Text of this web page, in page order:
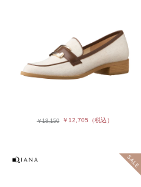
￥18,150 ￥12,705 （税込）